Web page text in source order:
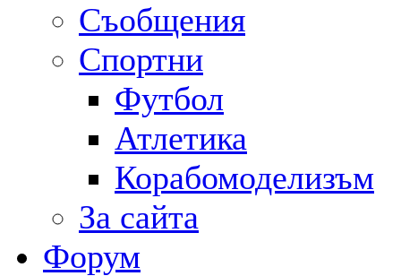
Съобщения
Спортни
Футбол
Атлетика
Корабомоделизъм
За сайта
Форум